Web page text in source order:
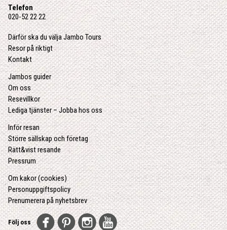
Telefon
020-52 22 22
Därför ska du välja Jambo Tours
Resor på riktigt
Kontakt
Jambos guider
Om oss
Resevillkor
Lediga tjänster – Jobba hos oss
Inför resan
Större sällskap och företag
Rätt&vist resande
Pressrum
Om kakor (cookies)
Personuppgiftspolicy
Prenumerera på nyhetsbrev
Följ oss